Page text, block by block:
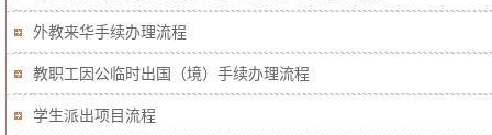
外教来华手续办理流程
教职工因公临时出国（境）手续办理流程
学生派出项目流程